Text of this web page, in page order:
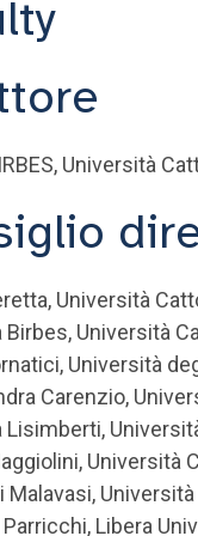
Università
Università
Birbes, Università
Università
Carenzio,
Lisimberti,
Università
Malavasi,
Libera